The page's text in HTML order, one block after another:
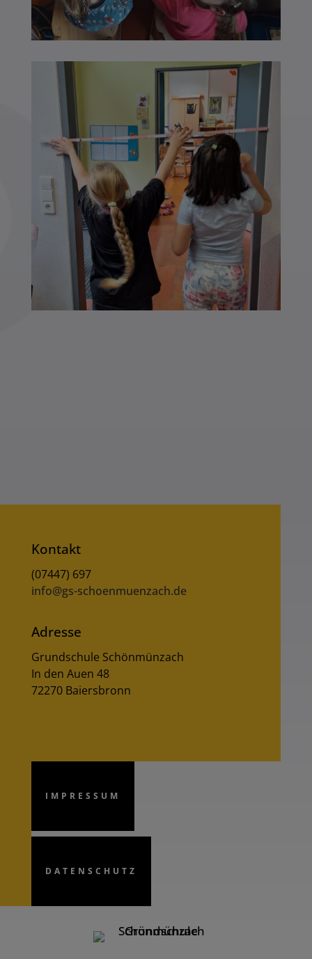
Kontakt
(07447) 697
info@gs-schoenmuenzach.de
Adresse
Grundschule Schönmünzach
In den Auen 48
72270 Baiersbronn
IMPRESSUM
DATENSCHUTZ